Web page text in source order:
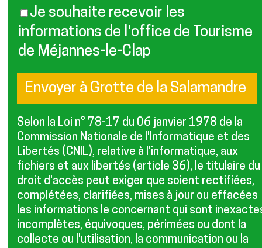
Je souhaite recevoir les
informations de l'office de Tourisme
de Méjannes-le-Clap
Selon la Loi n° 78-17 du 06 janvier 1978 de la
Commission Nationale de l'Informatique et des
Libertés (CNIL), relative à l'informatique, aux
fichiers et aux libertés (article 36), le titulaire du
droit d'accès peut exiger que soient rectifiées,
complétées, clarifiées, mises à jour ou effacées
les informations le concernant qui sont
incomplètes, équivoques, périmées ou dont la
collecte ou l'utilisation, la communication ou la